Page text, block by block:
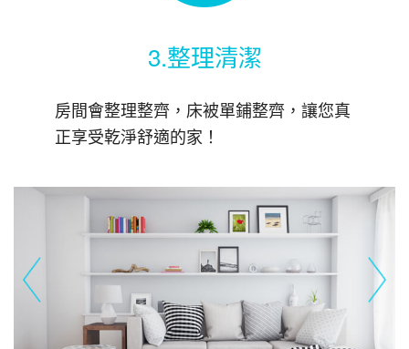
3.整理清潔
房間會整理整齊，床被單鋪整齊，讓您真
正享受乾淨舒適的家！